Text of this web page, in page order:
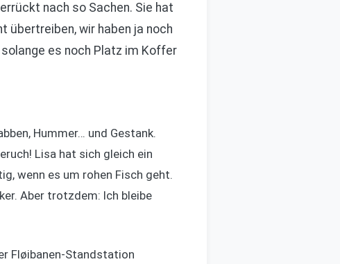
nach so Sachen. Sie hat
übertreiben, wir haben ja noch
es noch Platz im Koffer
Hummer… und Gestank.
Lisa hat sich gleich ein
wenn es um rohen Fisch geht.
Aber trotzdem: Ich bleibe
Fløibanen-Standstation